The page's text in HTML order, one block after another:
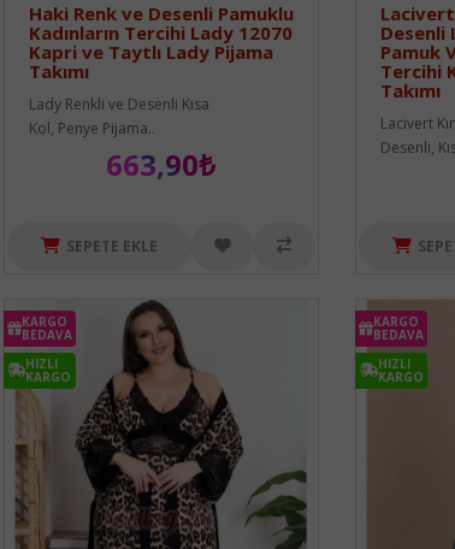
Haki Renk ve Desenli Pamuklu
Kadınların Tercihi Lady 12070
Kapri ve Taytlı Lady Pijama
Takımı
Lady Renkli ve Desenli Kısa
Kol, Penye Pijama..
663,90₺
SEPETE EKLE
Desenli
Pamuk
Tercihi
Takımı
Lacivert
Desenli,
KARGO
BEDAVA
HIZLI
KARGO
KARGO
BEDAVA
HIZLI
KARGO